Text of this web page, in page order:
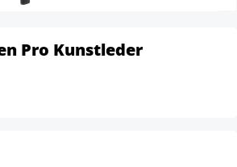
Pro Kunstleder